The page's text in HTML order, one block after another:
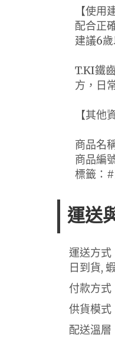
【使用
配合正
建議6
T.KI鐵
方，日
【其他
商品名
商品編
標籤：
運送
運送方式
日到貨,
付款方式
供貨模式
配送溫層